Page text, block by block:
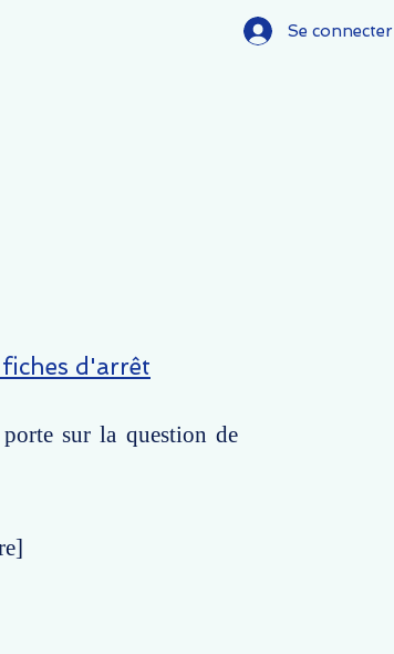
Se connecter
d'arrêt
sur la question de